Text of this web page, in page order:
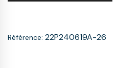
Référence: 22P240619A-26